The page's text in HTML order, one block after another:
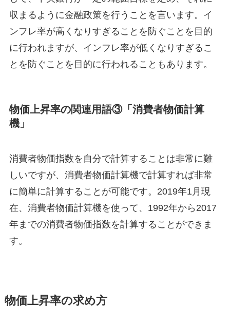
収まるように金融政策を行うことを言います。イ
ンフレ率が高くなりすぎることを防ぐことを目的
に行われますが、インフレ率が低くなりすぎるこ
とを防ぐことを目的に行われることもあります。
物価上昇率の関連用語③「消費者物価計算
機」
消費者物価指数を自分で計算することは非常に難
しいですが、消費者物価計算機で計算すれば非常
に簡単に計算することが可能です。2019年1月現
在、消費者物価計算機を使って、1992年から2017
年までの消費者物価指数を計算することができま
す。
物価上昇率の求め方